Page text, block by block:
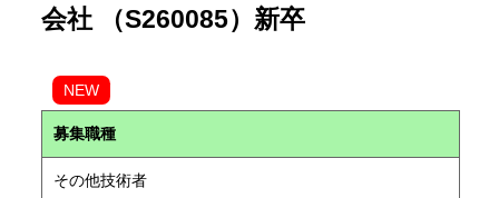
会社 （S260085）新卒
NEW
募集職種
その他技術者